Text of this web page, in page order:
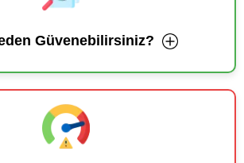
Güvenebilirsiniz?